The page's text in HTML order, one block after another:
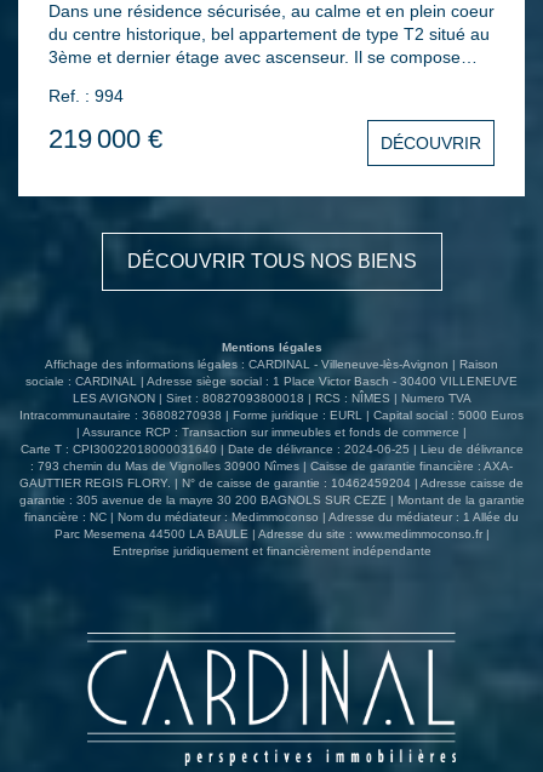
Dans une résidence sécurisée, au calme et en plein coeur
du centre historique, bel appartement de type T2 situé au
3ème et dernier étage avec ascenseur. Il se compose
ouverte aménagée donnant accès à un balcon, d'une
chambre avec placard/dressing, ainsi que d'une salle
d'eau avec WC. Le bien dispose également d'un garage à
vélo dans les parties communes et d'une place de parking
privative.
Ref. : 994
219 000 € DÉCOUVRIR
DÉCOUVRIR TOUS NOS BIENS
Mentions légales
Affichage des informations légales : CARDINAL - Villeneuve-lès-Avignon | Raison
sociale : CARDINAL | Adresse siège social : 1 Place Victor Basch - 30400 VILLENEUVE
LES AVIGNON | Siret : 80827093800018 | RCS : NÎMES | Numero TVA
Intracommunautaire : 36808270938 | Forme juridique : EURL | Capital social : 5000 Euros
| Assurance RCP : Transaction sur immeubles et fonds de commerce |
Carte T : CPI30022018000031640 | Date de délivrance : 2024-06-25 | Lieu de délivrance
: 793 chemin du Mas de Vignolles 30900 Nîmes | Caisse de garantie financière : AXA-
GAUTTIER REGIS FLORY. | N° de caisse de garantie : 10462459204 | Adresse caisse de
garantie : 305 avenue de la mayre 30 200 BAGNOLS SUR CEZE | Montant de la garantie
financière : NC | Nom du médiateur : Medimmoconso | Adresse du médiateur : 1 Allée du
Parc Mesemena 44500 LA BAULE | Adresse du site : www.medimmoconso.fr|
Entreprise juridiquement et financièrement indépendante